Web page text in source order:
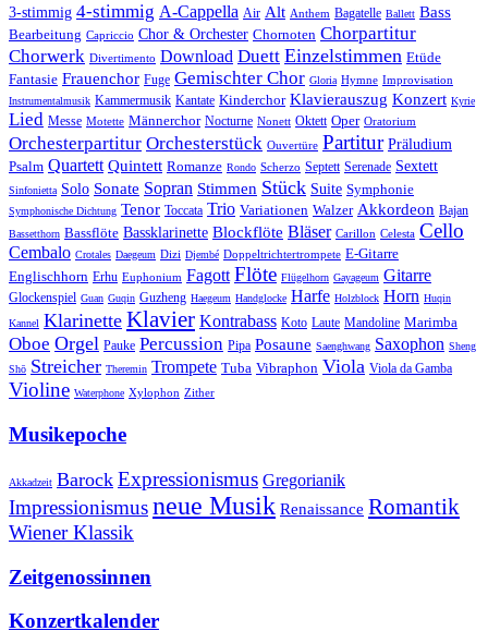
3-stimmig 4-stimmig A-Cappella Air Alt Anthem Bagatelle Ballett Bass
Bearbeitung Capriccio Chor & Orchester Chornoten Chorpartitur
Chorwerk Divertimento Download Duett Einzelstimmen Etüde
Fantasie Frauenchor Fuge Gemischter Chor Gloria Hymne Improvisation
Instrumentalmusik Kammermusik Kantate Kinderchor Klavierauszug Konzert Kyrie
Lied Messe Motette Männerchor Nocturne Nonett Oktett Oper Oratorium
Orchesterpartitur Orchesterstück Ouvertüre Partitur Präludium
Psalm Quartett Quintett Romanze Rondo Scherzo Septett Serenade Sextett
Sinfonietta Solo Sonate Sopran Stimmen Stück Suite Symphonie
Symphonische Dichtung Tenor Toccata Trio Variationen Walzer Akkordeon Bajan
Bassetthorn Bassflöte Bassklarinette Blockflöte Bläser Carillon Celesta Cello
Cembalo Crotales Daegeum Dizi Djembé Doppeltrichtertrompete E-Gitarre
Englischhorn Erhu Euphonium Fagott Flöte Flügelhorn Gayageum Gitarre
Glockenspiel Guan Guqin Guzheng Haegeum Handglocke Harfe Holzblock Horn Huqin
Kannel Klarinette Klavier Kontrabass Koto Laute Mandoline Marimba
Oboe Orgel Pauke Percussion Pipa Posaune Saenghwang Saxophon Sheng
Shō Streicher Theremin Trompete Tuba Vibraphon Viola Viola da Gamba
Violine Waterphone Xylophon Zither
Musikepoche
Akkadzeit Barock Expressionismus Gregorianik
Impressionismusneue Musik Renaissance Romantik
Wiener Klassik
Zeitgenossinnen
Konzertkalender